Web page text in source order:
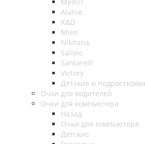
Alanie
K&D
Mien
Nikitana
Salivio
Santarelli
Victory
Детские и
Очки для водителей
Очки для компьютера
Назад
Очки для компьютера
Детские